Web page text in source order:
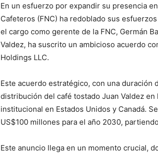
En un esfuerzo por expandir su presencia
Cafeteros (FNC) ha redoblado sus
el cargo como gerente de la FNC, Germán
Valdez, ha suscrito un ambicioso acuerdo
Holdings LLC.
Este acuerdo estratégico, con una
distribución del café tostado Juan Valdez
institucional en Estados Unidos y Canadá.
US$100 millones para el año 2030,
Este anuncio llega en un momento crucial,